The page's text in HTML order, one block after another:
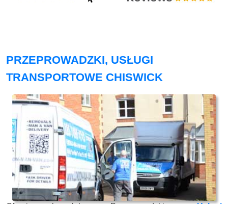
PRZEPROWADZKI, USŁUGI
TRANSPORTOWE CHISWICK